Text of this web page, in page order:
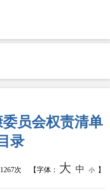
员会权责清单
录
1267次 【字体： 大 中 小 】